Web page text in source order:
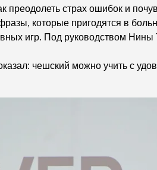
преодолеть страх ошибок и
которые пригодятся в
игр. Под руководством Нины
чешский можно учить с